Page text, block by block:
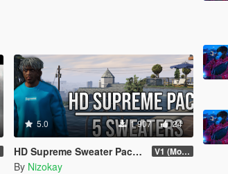
5.0 1 907 24
HD Supreme Sweater Pack (5 Clothes) V1 (More items soon)
By Nizokay